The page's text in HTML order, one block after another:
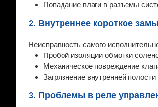
Попадание влаги в разъемы
2. Внутреннее короткое
Неисправность самого
Пробой изоляции обмотки
Механическое повреждение
Загрязнение внутренней
3. Проблемы в реле